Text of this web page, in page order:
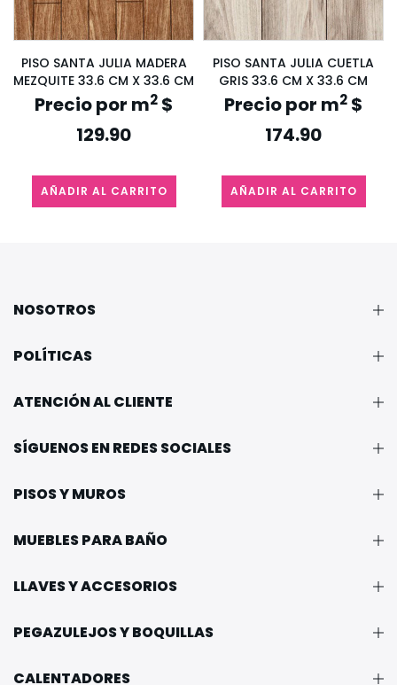
PISO SANTA JULIA MADERA
MEZQUITE 33.6 CM X 33.6 CM
Precio por m2 $
129.90
AÑADIR AL CARRITO
PISO SANTA JULIA CUETLA
GRIS 33.6 CM X 33.6 CM
Precio por m2 $
174.90
AÑADIR AL CARRITO
NOSOTROS
POLÍTICAS
ATENCIÓN AL CLIENTE
SÍGUENOS EN REDES SOCIALES
PISOS Y MUROS
MUEBLES PARA BAÑO
LLAVES Y ACCESORIOS
PEGAZULEJOS Y BOQUILLAS
CALENTADORES